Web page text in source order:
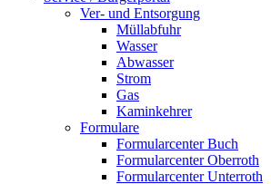
Ver- und Entsorgung
Müllabfuhr
Wasser
Abwasser
Strom
Gas
Kaminkehrer
Formulare
Formularcenter Buch
Formularcenter Oberroth
Formularcenter Unterroth